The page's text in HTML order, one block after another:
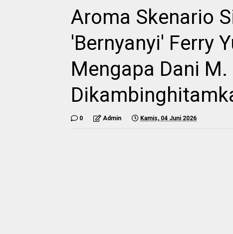
Aroma Skenario
'Bernyanyi' Ferry
Mengapa Dani
0 Admin Kamis, 04 Juni 2026